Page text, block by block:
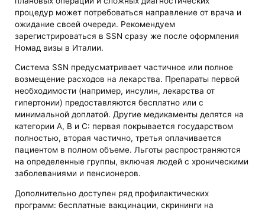
процедур может потребоваться направление от врача и
ожидание своей очереди. Рекомендуем
зарегистрироваться в SSN сразу же после оформления
Номад визы в Италии.
Система SSN предусматривает частичное или полное
возмещение расходов на лекарства. Препараты первой
необходимости (например, инсулин, лекарства от
гипертонии) предоставляются бесплатно или с
минимальной доплатой. Другие медикаменты делятся на
категории A, B и C: первая покрывается государством
полностью, вторая частично, третья оплачивается
пациентом в полном объеме. Льготы распространяются
на определенные группы, включая людей с хроническими
заболеваниями и пенсионеров.
Дополнительно доступен ряд профилактических
программ: бесплатные вакцинации, скрининги на